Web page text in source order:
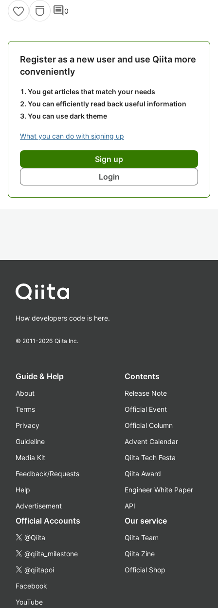
comment0
Register as a new user and use Qiita more
conveniently
You get articles that match your needs
You can efficiently read back useful information
You can use dark theme
What you can do with signing up
Sign up
Login
How developers code is here.
© 2011-2026 Qiita Inc.
Guide & Help
About
Terms
Privacy
Guideline
Media Kit
Feedback/Requests
Help
Advertisement
Contents
Release Note
Official Event
Official Column
Advent Calendar
Qiita Tech Festa
Qiita Award
Engineer White Paper
API
Official Accounts
@Qiita
@qiita_milestone
@qiitapoi
Facebook
YouTube
Our service
Qiita Team
Qiita Zine
Official Shop